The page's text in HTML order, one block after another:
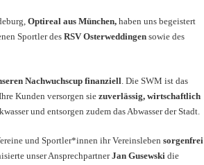
Optireal aus München, haben uns begeistert
Sportler des RSV Osterweddingen sowie des
Nachwuchscup finanziell. Die SWM ist das
Kunden versorgen siezuverlässig, wirtschaftlich
und entsorgen zudem das Abwasser der Stadt.
und Sportler*innen ihr Vereinsleben sorgenfrei
unser AnsprechpartnerJan Gusewskidie